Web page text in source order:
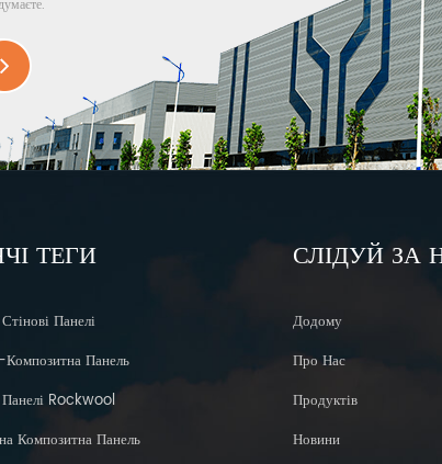
ТЕГИ
Панелі
Панель
Панелі Rockwool
Композитна Панель
СЛІДУЙ ЗА
Додому
Про Нас
Продуктів
Новини